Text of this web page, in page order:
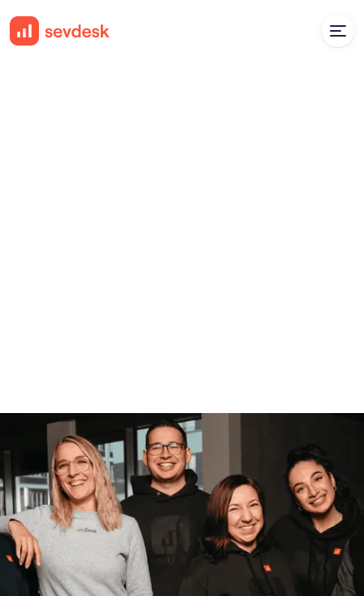
sevdesk Support
Wie können wir dir
weiterhelfen?
Bei uns erhältst du Unterstützung in jeder Situation.
Kontaktiere uns bei Fragen zu deinem Setup. Finde
eine Fülle an Informationen in unseren Hilfeartikeln,
der Wissensdatenbank und Video-Tutorials.